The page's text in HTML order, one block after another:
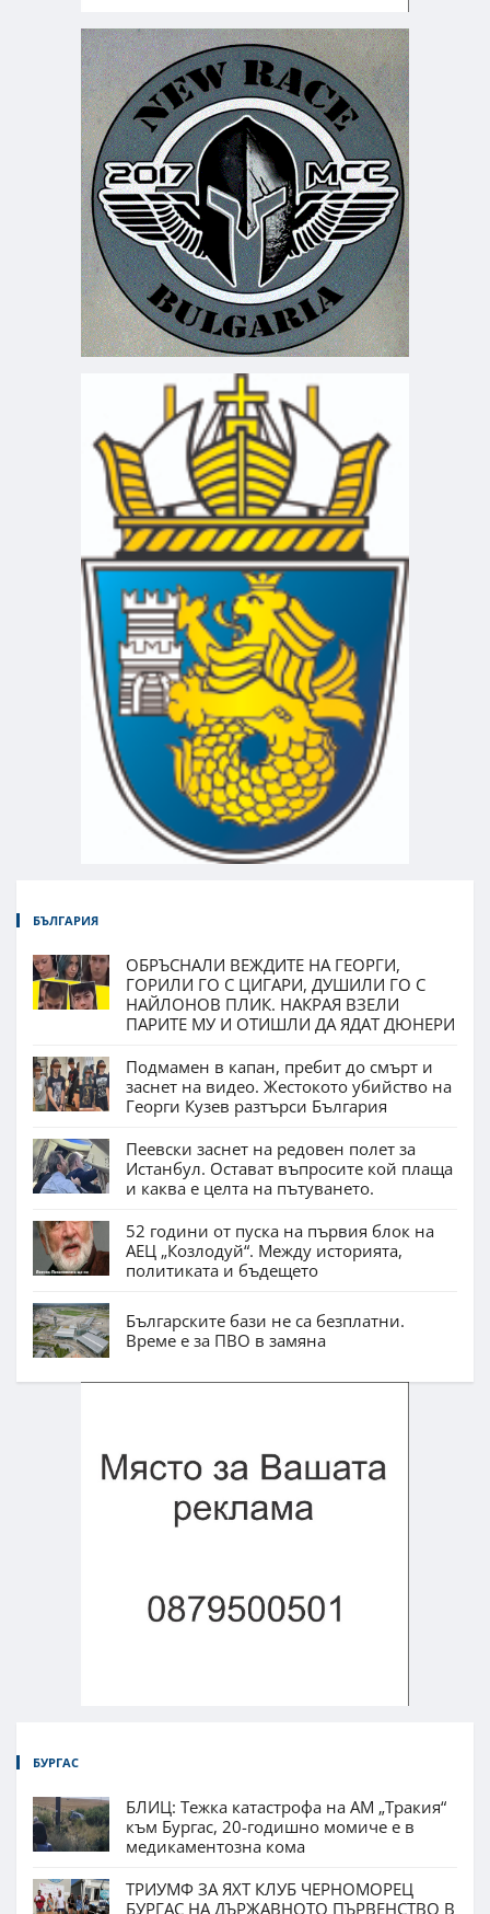
БЪЛГАРИЯ
ОБРЪСНАЛИ ВЕЖДИТЕ НА ГЕОРГИ,
ГОРИЛИ ГО С ЦИГАРИ, ДУШИЛИ ГО С
НАЙЛОНОВ ПЛИК. НАКРАЯ ВЗЕЛИ
ПАРИТЕ МУ И ОТИШЛИ ДА ЯДАТ ДЮНЕРИ
Подмамен в капан, пребит до смърт и
заснет на видео. Жестокото убийство на
Георги Кузев разтърси България
Пеевски заснет на редовен полет за
Истанбул. Остават въпросите кой плаща
и каква е целта на пътуването.
52 години от пуска на първия блок на
АЕЦ „Козлодуй“. Между историята,
политиката и бъдещето
Българските бази не са безплатни.
Време е за ПВО в замяна
БУРГАС
БЛИЦ: Тежка катастрофа на АМ „Тракия“
към Бургас, 20-годишно момиче е в
медикаментозна кома
ТРИУМФ ЗА ЯХТ КЛУБ ЧЕРНОМОРЕЦ
БУРГАС НА ДЪРЖАВНОТО ПЪРВЕНСТВО В